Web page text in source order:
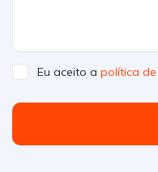
Eu aceito a política